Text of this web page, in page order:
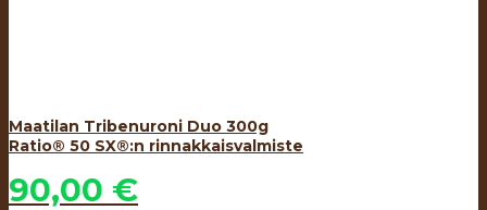
Maatilan Tribenuroni Duo 300g
Ratio® 50 SX®:n rinnakkaisvalmiste
90,00 €